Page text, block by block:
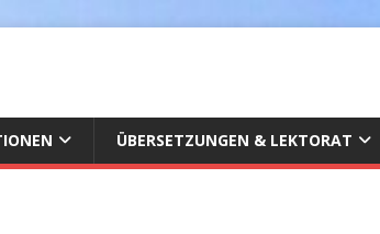
ÜBERSETZUNGEN & LEKTORAT